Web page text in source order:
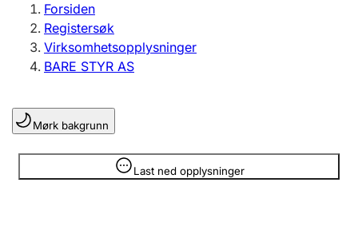
Enkeltpersonforetak
Registrere, endre, slette
Lag og forening
Registrere, endre, slette
Forsiden
Registersøk
Virksomhetsopplysninger
BARE STYR AS
Mørk bakgrunn
Last ned opplysninger
Opplysninger er skjult